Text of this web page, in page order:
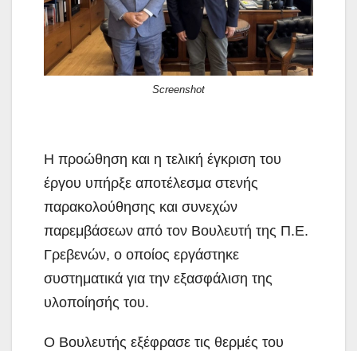
Screenshot
Η προώθηση και η τελική έγκριση του
έργου υπήρξε αποτέλεσμα στενής
παρακολούθησης και συνεχών
παρεμβάσεων από τον Βουλευτή της Π.Ε.
Γρεβενών, ο οποίος εργάστηκε
συστηματικά για την εξασφάλιση της
υλοποίησής του.
Ο Βουλευτής εξέφρασε τις θερμές του